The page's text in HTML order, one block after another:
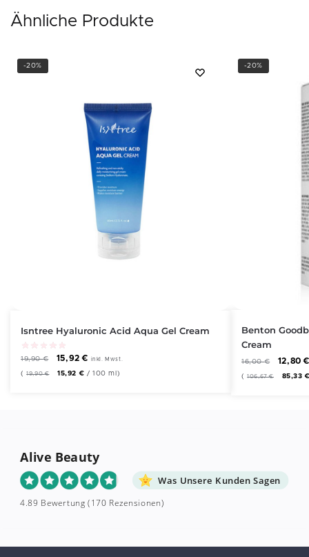
Ähnliche Produkte
-20%
Isntree Hyaluronic Acid Aqua Gel Cream
19,90€ 15,92€ inkl. Mwst.
(19,90€ 15,92€ /100 ml )
-20%
Benton
Cream
16,00€ 12,80
(106,67€ 85,33
Alive Beauty
Was Unsere Kunden Sagen
4.89 Bewertung (170 Rezensionen)